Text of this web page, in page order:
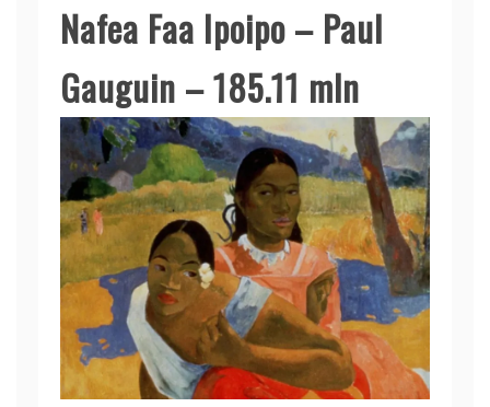
Nafea Faa Ipoipo – Paul
Gauguin – 185.11 mln